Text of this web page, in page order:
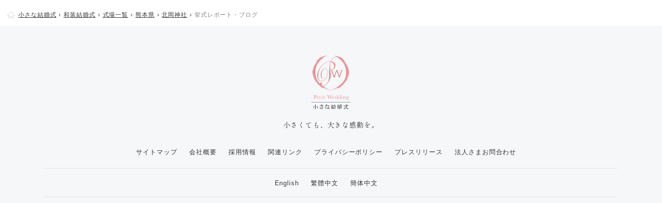
小さな結婚式 和装結婚式 式場一覧 熊本県 北岡神社 挙式レポート・ブログ
小さくても、大きな感動を。
サイトマップ 会社概要 採用情報 関連リンク プライバシーポリシー プレスリリース 法人さまお問合わせ
English 繁體中文 簡体中文